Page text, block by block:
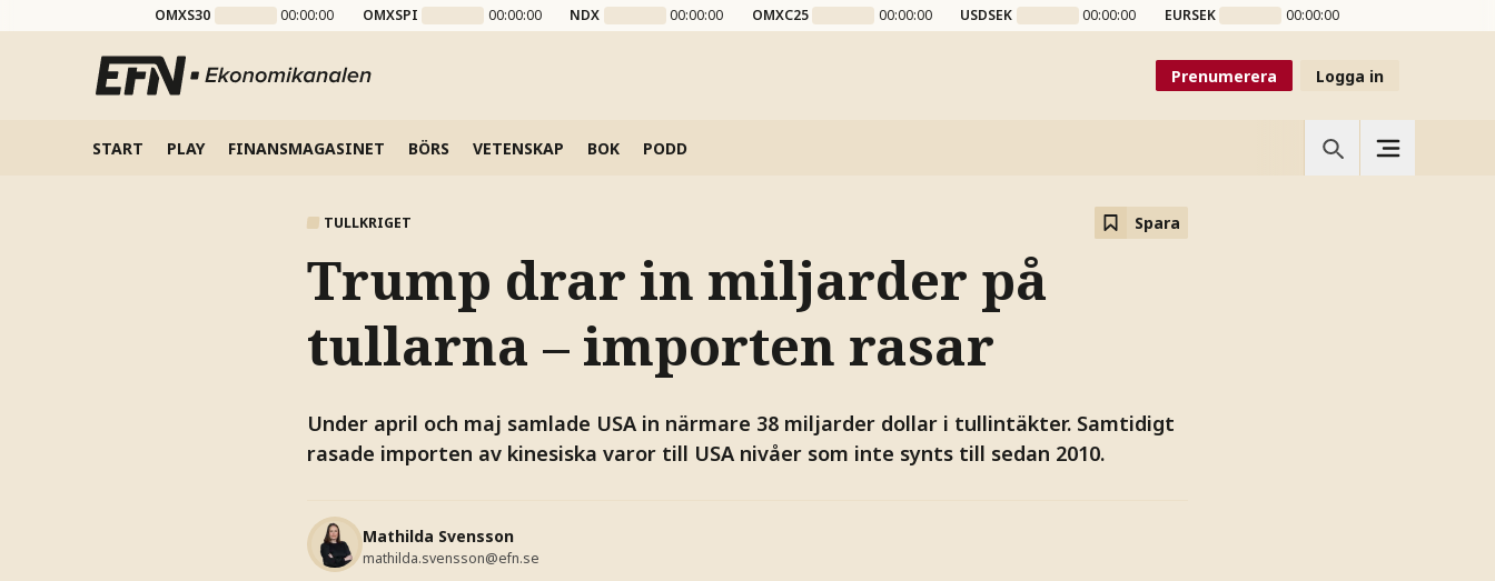
OMXS30 00:00:00 OMXSPI 00:00:00 NDX 00:00:00 OMXC25 00:00:00 USDSEK 00:00:00 EURSEK 00:00:00
Prenumerera Logga in
START PLAY FINANSMAGASINET BÖRS VETENSKAP BOK PODD
TULLKRIGET Spara
Trump drar in miljarder på
tullarna – importen rasar
Under april och maj samlade USA in närmare 38 miljarder dollar i tullintäkter. Samtidigt
rasade importen av kinesiska varor till USA nivåer som inte synts till sedan 2010.
Mathilda Svensson
mathilda.svensson@efn.se